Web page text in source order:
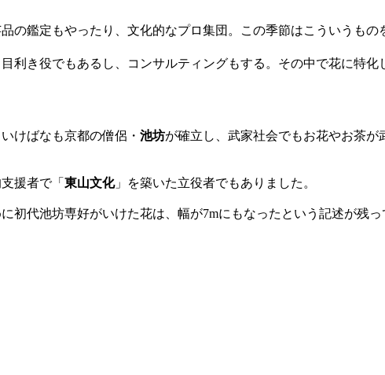
鑑定もやったり、文化的なプロ集団。この季節はこういうもの
き役でもあるし、コンサルティングもする。その中で花に特化
けばなも京都の僧侶・ 池坊が確立し、武家社会でもお花やお茶が
援者で「 東山文化」を築いた立役者でもありました。
代池坊専好がいけた花は、幅が7mにもなったという記述が残